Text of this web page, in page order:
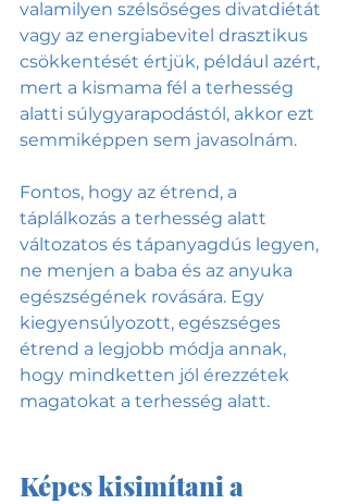
valamilyen szélsőséges divatdiétát
vagy az energiabevitel drasztikus
csökkentését értjük, például azért,
mert a kismama fél a terhesség
alatti súlygyarapodástól, akkor ezt
semmiképpen sem javasolnám.
Fontos, hogy az étrend, a
táplálkozás a terhesség alatt
változatos és tápanyagdús legyen,
ne menjen a baba és az anyuka
egészségének rovására. Egy
kiegyensúlyozott, egészséges
étrend a legjobb módja annak,
hogy mindketten jól érezzétek
magatokat a terhesség alatt.
Képes kisimítani a